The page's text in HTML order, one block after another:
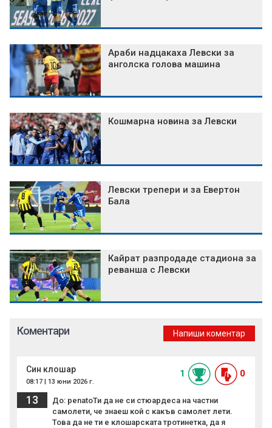
Араби надцакаха Левски за
анголска голова машина
Кошмарна новина за Левски
Левски трепери и за Евертон
Бала
Кайрат разпродаде стадиона за
реванша с Левски
Коментари Напиши коментар
Син клошар
08:17 | 13 юни 2026 г.
1 0
13
До: penatoТи да не си стюардеса на частни
самолети, че знаеш кой с какъв самолет лети.
Това да не ти е клошарската тротинетка, да я